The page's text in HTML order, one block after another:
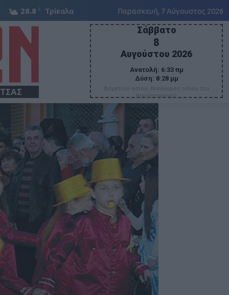
28.8 C Τρίκαλα Παρασκευή, 7 Αύγουστος 2026
Σάββατο
8
Αυγούστου 2026
Ανατολή: 6:33 πμ
Δύση: 8:28 μμ
Δομετίου οσίου, Νικάνορος οσίου του
θαυματουργού